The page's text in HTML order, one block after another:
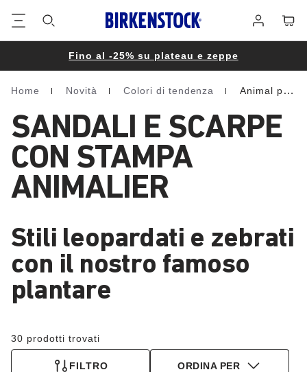
Fino al -25% su plateau e zeppe
Homepage
Home Novità Colori di tendenza Animal print
SANDALI E SCARPE
CON STAMPA
ANIMALIER
Stili leopardati e zebrati
con il nostro famoso
plantare
30 prodotti trovati
FILTRO ORDINA PER
pagina